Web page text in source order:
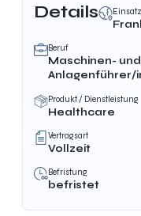
Details
Beruf
Maschinen- und
Anlagenführer/
Produkt / Dienstleistung
Healthcare
Vertragsart
Vollzeit
Befristung
befristet